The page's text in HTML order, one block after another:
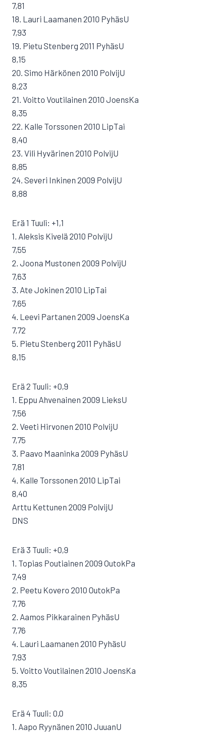
7,81
18. Lauri Laamanen 2010 PyhäsU
7,93
19. Pietu Stenberg 2011 PyhäsU
8,15
20. Simo Härkönen 2010 PolvijU
8,23
21. Voitto Voutilainen 2010 JoensKa
8,35
22. Kalle Torssonen 2010 LipTai
8,40
23. Vili Hyvärinen 2010 PolvijU
8,85
24. Severi Inkinen 2009 PolvijU
8,88
Erä 1 Tuuli: +1,1
1. Aleksis Kivelä 2010 PolvijU
7,55
2. Joona Mustonen 2009 PolvijU
7,63
3. Ate Jokinen 2010 LipTai
7,65
4. Leevi Partanen 2009 JoensKa
7,72
5. Pietu Stenberg 2011 PyhäsU
8,15
Erä 2 Tuuli: +0,9
1. Eppu Ahvenainen 2009 LieksU
7,56
2. Veeti Hirvonen 2010 PolvijU
7,75
3. Paavo Maaninka 2009 PyhäsU
7,81
4. Kalle Torssonen 2010 LipTai
8,40
Arttu Kettunen 2009 PolvijU
DNS
Erä 3 Tuuli: +0,9
1. Topias Poutiainen 2009 OutokPa
7,49
2. Peetu Kovero 2010 OutokPa
7,76
2. Aamos Pikkarainen PyhäsU
7,76
4. Lauri Laamanen 2010 PyhäsU
7,93
5. Voitto Voutilainen 2010 JoensKa
8,35
Erä 4 Tuuli: 0,0
1. Aapo Ryynänen 2010 JuuanU